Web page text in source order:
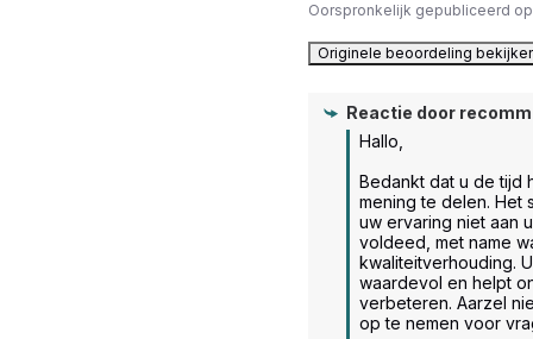
Oorspronkelijk gepubliceerd
Originele beoordeling
Reactie door
Hallo,
Bedankt dat u de tijd
mening te delen. Het
uw ervaring niet aan
voldeed, met name
kwaliteitverhouding.
waardevol en helpt
verbeteren. Aarzel
op te nemen voor